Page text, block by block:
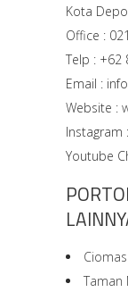
Kota
Office :
Telp : +62
Email :
Website :
Instagram :
Youtube
Taman